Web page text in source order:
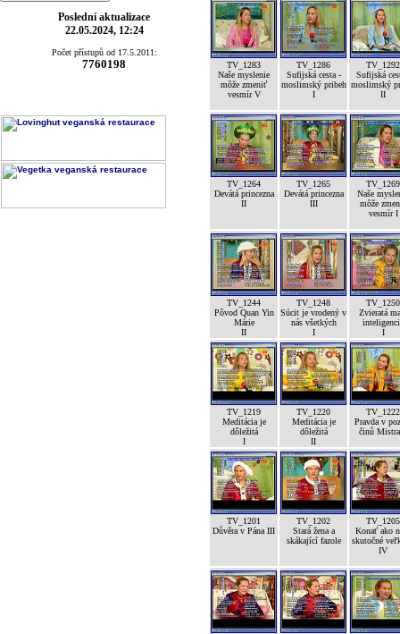
Poslední aktualizace
22.05.2024, 12:24
Počet přístupů od 17.5.2011:
7760198
TV_1283
Naše myslenie
môže zmeniť
vesmír V
TV_1286
Sufijská cesta -
moslimský pribeh
I
TV_1292
Sufijská
moslimský
II
TV_1264
Devátá princezna
II
TV_1265
Devátá princezna
III
TV_1269
Naše
môže
vesmír I
TV_1244
Pôvod Quan Yin
Márie
II
TV_1248
Súcit je vrodený v
nás všetkých
I
TV_1250
Zvieratá
I
TV_1219
Meditácia je
dôležitá
I
TV_1220
Meditácia je
dôležitá
II
TV_1222
Pravda v
činů
TV_1201
Důvěra v Pána III
TV_1202
Stará žena a
skákající fazole
TV_1205
Konať ako
skutočné
IV